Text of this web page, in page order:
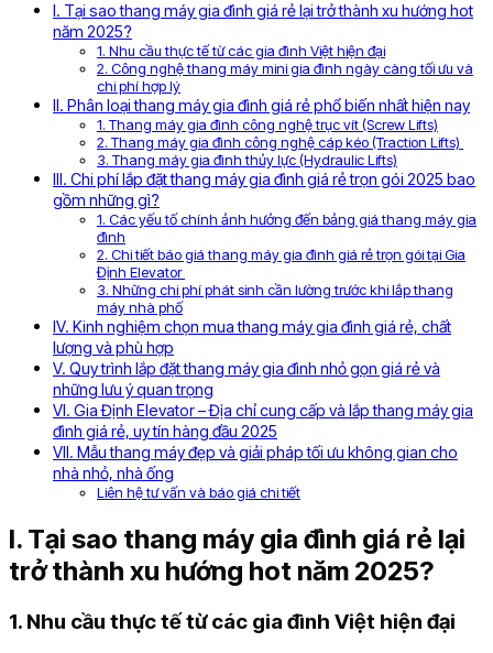
I. Tại sao thang máy gia đình giá rẻ lại trở thành xu hướng hot
năm 2025?
1. Nhu cầu thực tế từ các gia đình Việt hiện đại
2. Công nghệ thang máy mini gia đình ngày càng tối ưu và
chi phí hợp lý
II. Phân loại thang máy gia đình giá rẻ phổ biến nhất hiện nay
1. Thang máy gia đình công nghệ trục vít (Screw Lifts)
2. Thang máy gia đình công nghệ cáp kéo (Traction Lifts)
3. Thang máy gia đình thủy lực (Hydraulic Lifts)
III. Chi phí lắp đặt thang máy gia đình giá rẻ trọn gói 2025 bao
gồm những gì?
1. Các yếu tố chính ảnh hưởng đến bảng giá thang máy gia
đình
2. Chi tiết báo giá thang máy gia đình giá rẻ trọn gói tại Gia
Định Elevator
3. Những chi phí phát sinh cần lường trước khi lắp thang
máy nhà phố
IV. Kinh nghiệm chọn mua thang máy gia đình giá rẻ, chất
lượng và phù hợp
V. Quy trình lắp đặt thang máy gia đình nhỏ gọn giá rẻ và
những lưu ý quan trọng
VI. Gia Định Elevator – Địa chỉ cung cấp và lắp thang máy gia
đình giá rẻ, uy tín hàng đầu 2025
VII. Mẫu thang máy đẹp và giải pháp tối ưu không gian cho
nhà nhỏ, nhà ống
Liên hệ tư vấn và báo giá chi tiết
I. Tại sao thang máy gia đình giá rẻ lại
trở thành xu hướng hot năm 2025?
1. Nhu cầu thực tế từ các gia đình Việt hiện đại